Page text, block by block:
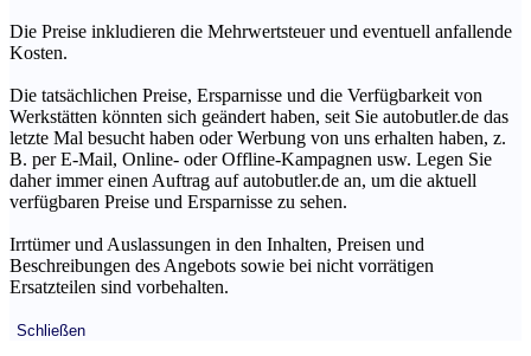
Die Preise inkludieren die Mehrwertsteuer und eventuell anfallende
Kosten.
Die tatsächlichen Preise, Ersparnisse und die Verfügbarkeit von
Werkstätten könnten sich geändert haben, seit Sie autobutler.de das
letzte Mal besucht haben oder Werbung von uns erhalten haben, z.
B. per E-Mail, Online- oder Offline-Kampagnen usw. Legen Sie
daher immer einen Auftrag auf autobutler.de an, um die aktuell
verfügbaren Preise und Ersparnisse zu sehen.
Irrtümer und Auslassungen in den Inhalten, Preisen und
Beschreibungen des Angebots sowie bei nicht vorrätigen
Ersatzteilen sind vorbehalten.
Schließen